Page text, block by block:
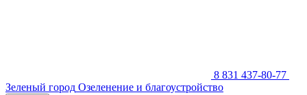
8 831 437-80-77
Зеленый город Озеленение и благоустройство